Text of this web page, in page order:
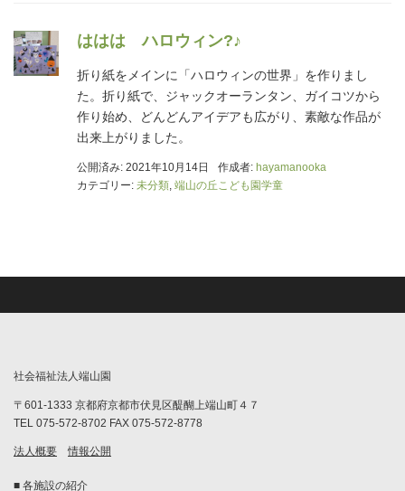
ははは ハロウィン?♪
折り紙をメインに「ハロウィンの世界」を作りまし
た。折り紙で、ジャックオーランタン、ガイコツから
作り始め、どんどんアイデアも広がり、素敵な作品が
出来上がりました。
公開済み: 2021年10月14日 作成者: hayamanooka
カテゴリー: 未分類, 端山の丘こども園学童
社会福祉法人端山園
〒601-1333 京都府京都市伏見区醍醐上端山町４７
TEL 075-572-8702 FAX 075-572-8778
法人概要 情報公開
■ 各施設の紹介